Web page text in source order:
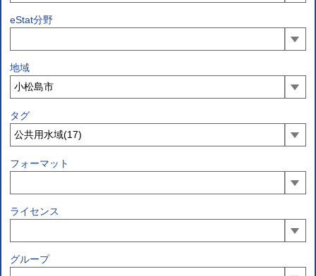
eStat分野
地域
タグ
フォーマット
ライセンス
グループ